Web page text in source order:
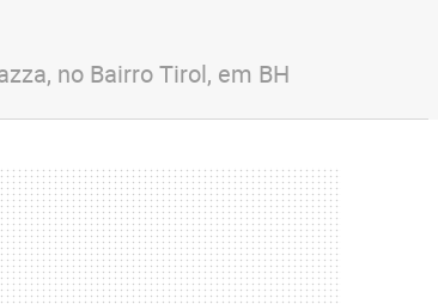
no Bairro Tirol, em BH